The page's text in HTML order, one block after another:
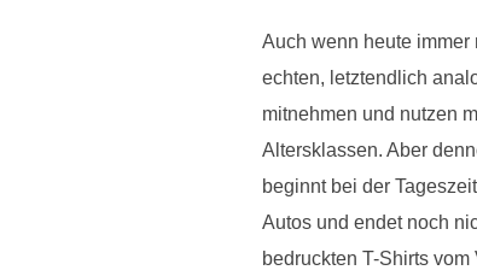
Auch wenn heute
echten, letztendlich
mitnehmen und nutzen
Altersklassen. Aber
beginnt bei der
Autos und endet noch
bedruckten T-Shirts